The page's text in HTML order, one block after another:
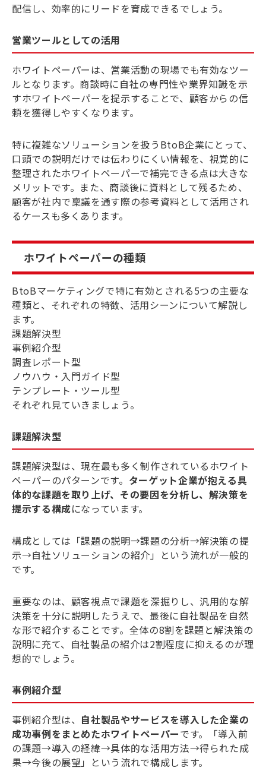
配信し、効率的にリードを育成できるでしょう。
営業ツールとしての活用
ホワイトペーパーは、営業活動の現場でも有効なツー
ルとなります。商談時に自社の専門性や業界知識を示
すホワイトペーパーを提示することで、顧客からの信
頼を獲得しやすくなります。
特に複雑なソリューションを扱うBtoB企業にとって、
口頭での説明だけでは伝わりにくい情報を、視覚的に
整理されたホワイトペーパーで補完できる点は大きな
メリットです。また、商談後に資料として残るため、
顧客が社内で稟議を通す際の参考資料として活用され
るケースも多くあります。
ホワイトペーパーの種類
BtoBマーケティングで特に有効とされる5つの主要な
種類と、それぞれの特徴、活用シーンについて解説し
ます。
課題解決型
事例紹介型
調査レポート型
ノウハウ・入門ガイド型
テンプレート・ツール型
それぞれ見ていきましょう。
課題解決型
課題解決型は、現在最も多く制作されているホワイト
ペーパーのパターンです。 ターゲット企業が抱える具
体的な課題を取り上げ、その要因を分析し、解決策を
提示する構成になっています。
構成としては「課題の説明→課題の分析→解決策の提
示→自社ソリューションの紹介」という流れが一般的
です。
重要なのは、顧客視点で課題を深掘りし、汎用的な解
決策を十分に説明したうえで、最後に自社製品を自然
な形で紹介することです。全体の8割を課題と解決策の
説明に充て、自社製品の紹介は2割程度に抑えるのが理
想的でしょう。
事例紹介型
事例紹介型は、 自社製品やサービスを導入した企業の
成功事例をまとめたホワイトペーパーです。「導入前
の課題→導入の経緯→具体的な活用方法→得られた成
果→今後の展望」という流れで構成します。